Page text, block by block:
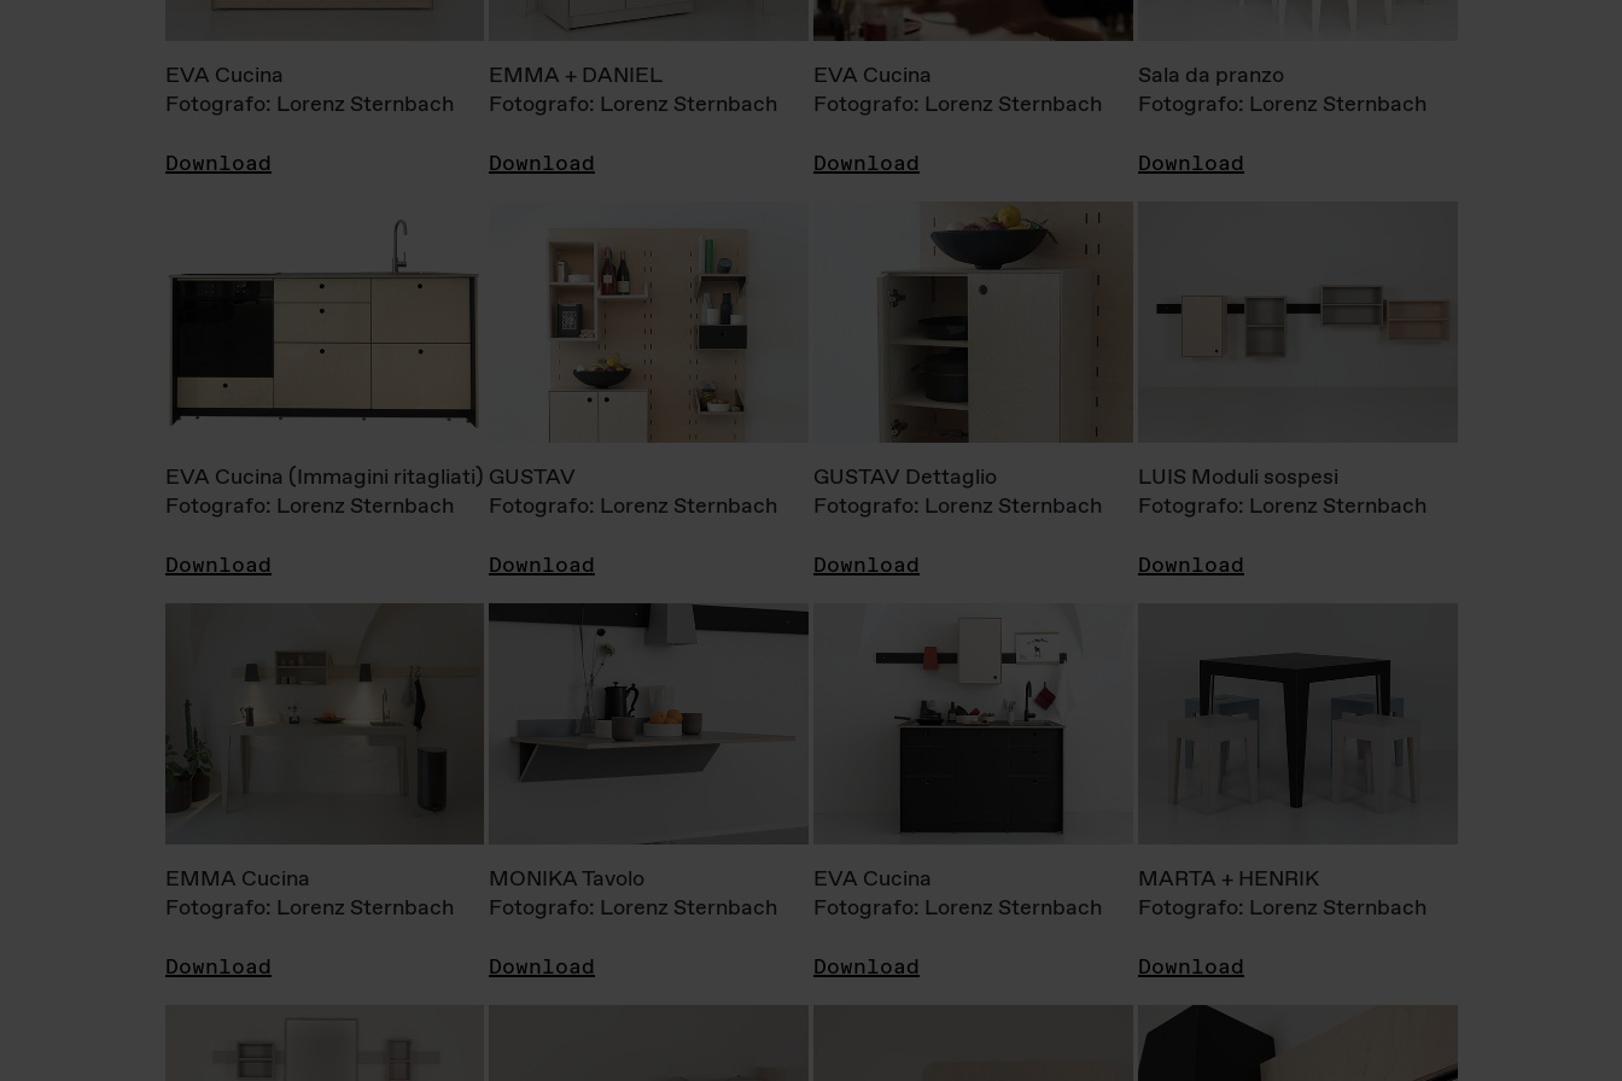
EVA Cucina
Fotografo: Lorenz Sternbach
Download
EMMA + DANIEL
Fotografo: Lorenz Sternbach
Download
EVA Cucina
Fotografo: Lorenz Sternbach
Download
Sala da pranzo
Fotografo: Lorenz Sternbach
Download
EVA Cucina (Immagini ritagliati)
Fotografo: Lorenz Sternbach
Download
GUSTAV
Fotografo: Lorenz Sternbach
Download
GUSTAV Dettaglio
Fotografo: Lorenz Sternbach
Download
LUIS Moduli sospesi
Fotografo: Lorenz Sternbach
Download
EMMA Cucina
Fotografo: Lorenz Sternbach
Download
MONIKA Tavolo
Fotografo: Lorenz Sternbach
Download
EVA Cucina
Fotografo: Lorenz Sternbach
Download
MARTA + HENRIK
Fotografo: Lorenz Sternbach
Download